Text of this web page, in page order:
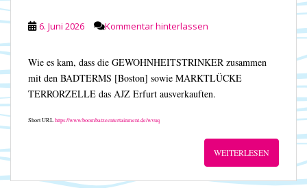
6. Juni 2026 Kommentar hinterlassen
Wie es kam, dass die GEWOHNHEITSTRINKER zusammen
mit den BADTERMS [Boston] sowie MARKTLÜCKE
TERRORZELLE das AJZ Erfurt ausverkauften.
Short URLhttps://www.boombatzeentertainment.de/wvuq
WEITERLESEN